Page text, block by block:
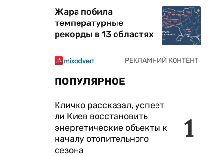
Жара побила
температурные
рекорды в 13 областях
ПОПУЛЯРНОЕ
1
Кличко рассказал, успеет
ли Киев восстановить
энергетические объекты к
началу отопительного
сезона